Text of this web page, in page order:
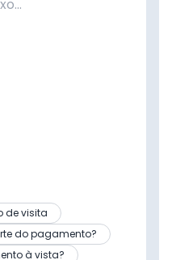
de visita
do pagamento?
à vista?